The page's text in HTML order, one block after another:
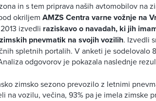
in s tem priprava naših avtomobilov na
okriljem AMZS Centra varne vožnje na
izvedli raziskavo o navadah, ki jih
pnevmatik na svojih vozilih. Izvedli
spletnih portalih. V anketi je sodelovalo
odgovorov je pokazala naslednje
zimsko sezono prevozilo z letnimi
na vozilu, večina, 93% pa je imela zimske